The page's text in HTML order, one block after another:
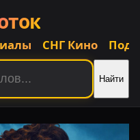
СНГ Кино
Найти